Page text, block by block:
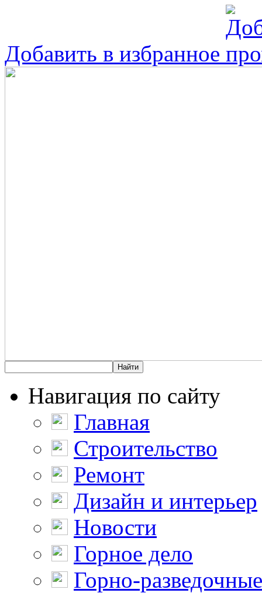
Добавить в избранное
Навигация по сайту
Главная
Строительство
Ремонт
Дизайн и интерьер
Новости
Горное дело
Горно-